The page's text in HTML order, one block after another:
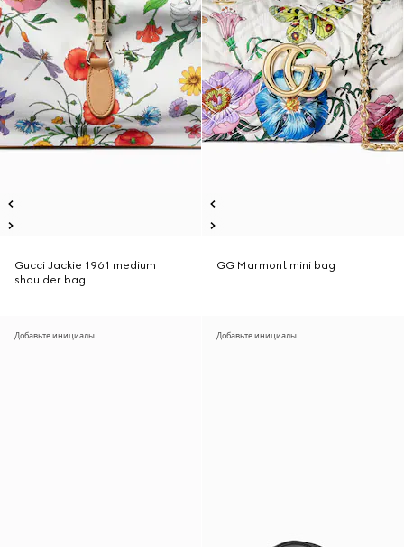
Gucci Jackie 1961 medium
shoulder bag
GG Marmont mini bag
Добавьте инициалы Добавьте инициалы